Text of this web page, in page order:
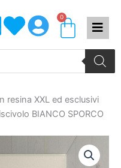
0
resina XXL ed esclusivi
BIANCO SPORCO